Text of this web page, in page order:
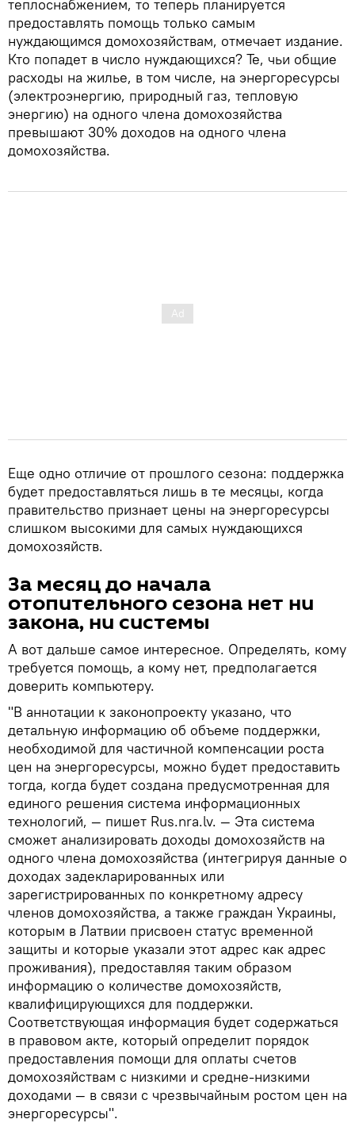
теплоснабжением, то теперь планируется
предоставлять помощь только самым
нуждающимся домохозяйствам, отмечает издание.
Кто попадет в число нуждающихся? Те, чьи общие
расходы на жилье, в том числе, на энергоресурсы
(электроэнергию, природный газ, тепловую
энергию) на одного члена домохозяйства
превышают 30% доходов на одного члена
домохозяйства.
Еще одно отличие от прошлого сезона: поддержка
будет предоставляться лишь в те месяцы, когда
правительство признает цены на энергоресурсы
слишком высокими для самых нуждающихся
домохозяйств.
За месяц до начала
отопительного сезона нет ни
закона, ни системы
А вот дальше самое интересное. Определять, кому
требуется помощь, а кому нет, предполагается
доверить компьютеру.
"В аннотации к законопроекту указано, что
детальную информацию об объеме поддержки,
необходимой для частичной компенсации роста
цен на энергоресурсы, можно будет предоставить
тогда, когда будет создана предусмотренная для
единого решения система информационных
технологий, — пишет Rus.nra.lv. — Эта система
сможет анализировать доходы домохозяйств на
одного члена домохозяйства (интегрируя данные о
доходах задекларированных или
зарегистрированных по конкретному адресу
членов домохозяйства, а также граждан Украины,
которым в Латвии присвоен статус временной
защиты и которые указали этот адрес как адрес
проживания), предоставляя таким образом
информацию о количестве домохозяйств,
квалифицирующихся для поддержки.
Соответствующая информация будет содержаться
в правовом акте, который определит порядок
предоставления помощи для оплаты счетов
домохозяйствам с низкими и средне-низкими
доходами — в связи с чрезвычайным ростом цен на
энергоресурсы".